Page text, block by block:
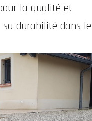
la qualité et
sa durabilité dans le